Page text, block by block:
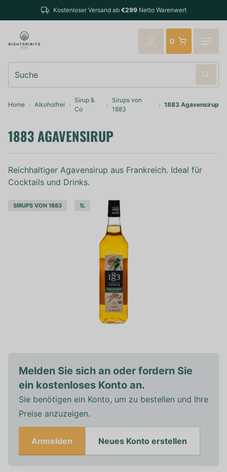
€299Netto Warenwert
verschickt
0
Home Alkoholfrei
Sirup &
Co
Sirups von
1883
1883 Agavensirup
1883 AGAVENSIRUP
Reichhaltiger Agavensirup aus Frankreich. Ideal für
Cocktails und Drinks.
SIRUPS VON 1883 1L
Melden Sie sich an oder fordern Sie
ein kostenloses Konto an.
Sie benötigen ein Konto, um zu bestellen und Ihre
Preise anzuzeigen.
Anmelden Neues Konto erstellen